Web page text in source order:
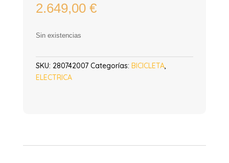
2.649,00 €
Sin existencias
SKU: 280742007 Categorías: BICICLETA,
ELECTRICA